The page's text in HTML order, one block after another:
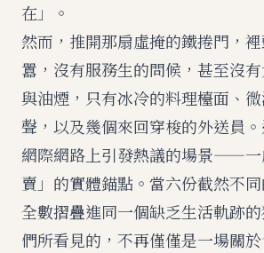
在」。
然而，推開那扇虛掩的鐵捲門，
囂，沒有服務生的問候，甚至沒
與油煙，只有冰冷的料理檯面、
聲，以及幾個來回穿梭的外送員
網際網路上引發熱議的場景——一
賣」的實體錨點。當六份截然不
全數摺疊進同一個缺乏生活軌跡
們所看見的，不再僅僅是一場關